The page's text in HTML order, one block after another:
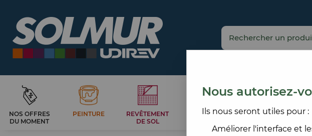
NOS OFFRES
DU MOMENT
PEINTURE
REVÊTEMENT
DE SOL
CARRELAGE
REVÊTEMENT
Nous autorisez-
Ils nous seront utiles pour :
Améliorer l'interface et